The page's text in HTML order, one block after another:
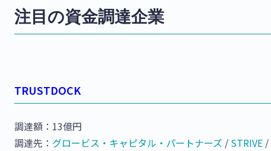
注目の資金調達企業
TRUSTDOCK
調達額：13億円
調達先： グロービス・キャピタル・パートナーズ / STRIVE /